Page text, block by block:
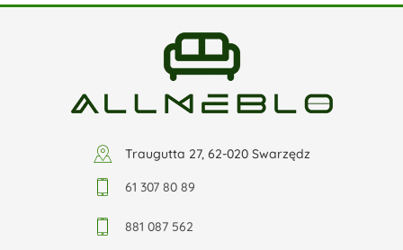
Traugutta 27, 62-020 Swarzędz
61 307 80 89
881 087 562